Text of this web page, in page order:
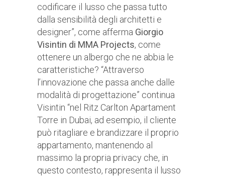
codificare il lusso che passa tutto
dalla sensibilità degli architetti e
designer”, come afferma Giorgio
Visintin di MMA Projects, come
ottenere un albergo che ne abbia le
caratteristiche? “Attraverso
l’innovazione che passa anche dalle
modalità di progettazione” continua
Visintin “nel Ritz Carlton Apartament
Torre in Dubai, ad esempio, il cliente
può ritagliare e brandizzare il proprio
appartamento, mantenendo al
massimo la propria privacy che, in
questo contesto, rappresenta il lusso